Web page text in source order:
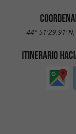
44°
ITINERARIO